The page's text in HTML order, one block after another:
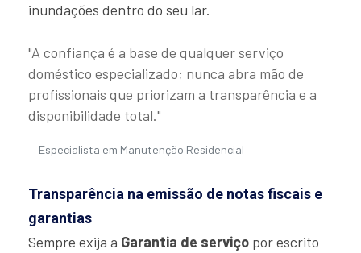
inundações dentro do seu lar.
"A confiança é a base de qualquer serviço
doméstico especializado; nunca abra mão de
profissionais que priorizam a transparência e a
disponibilidade total."
Especialista em Manutenção Residencial
Transparência na emissão de notas fiscais e
garantias
Sempre exija a Garantia de serviço por escrito